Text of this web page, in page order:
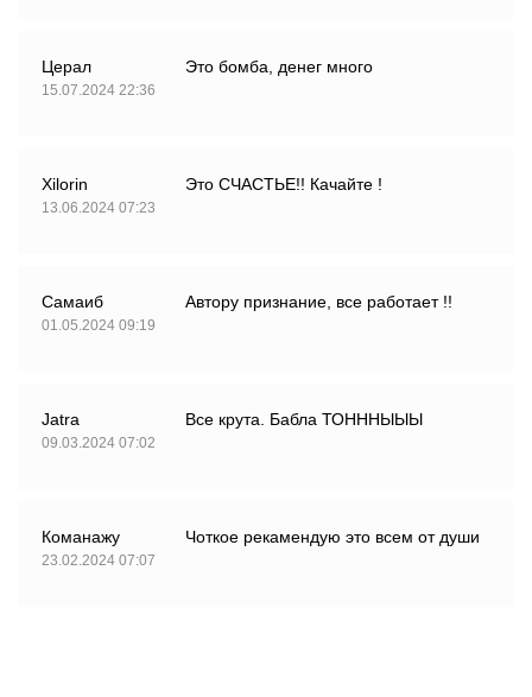
Церал
15.07.2024 22:36
Это бомба, денег много
Xilorin
13.06.2024 07:23
Это СЧАСТЬЕ!! Качайте !
Самаиб
01.05.2024 09:19
Автору признание, все работает !!
Jatra
09.03.2024 07:02
Все крута. Бабла ТОНННЫЫЫ
Команажу
23.02.2024 07:07
Чоткое рекамендую это всем от души